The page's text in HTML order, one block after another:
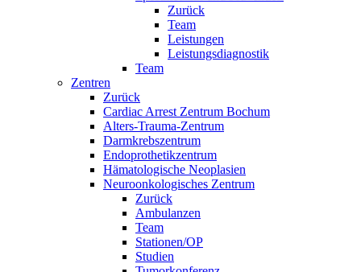
Zurück
Team
Leistungen
Leistungsdiagnostik
Team
Zentren
Zurück
Cardiac Arrest Zentrum Bochum
Alters-Trauma-Zentrum
Darmkrebszentrum
Endoprothetikzentrum
Hämatologische Neoplasien
Neuroonkologisches Zentrum
Zurück
Ambulanzen
Team
Stationen/OP
Studien